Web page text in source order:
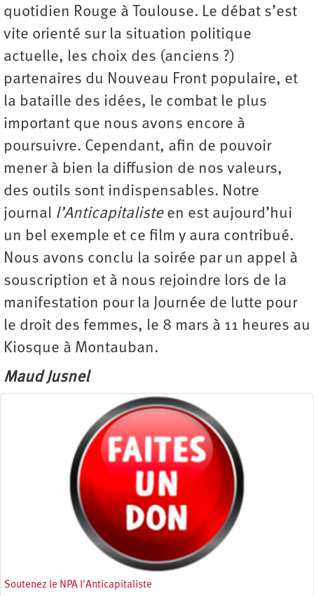
quotidien Rouge à Toulouse. Le débat s’est
vite orienté sur la situation politique
actuelle, les choix des (anciens ?)
partenaires du Nouveau Front populaire, et
la bataille des idées, le combat le plus
important que nous avons encore à
poursuivre. Cependant, afin de pouvoir
mener à bien la diffusion de nos valeurs,
des outils sont indispensables. Notre
journal l’Anticapitalisteen est aujourd’hui
un bel exemple et ce film y aura contribué.
Nous avons conclu la soirée par un appel à
souscription et à nous rejoindre lors de la
manifestation pour la Journée de lutte pour
le droit des femmes, le 8 mars à 11 heures au
Kiosque à Montauban.
Maud Jusnel
Soutenez le NPA l'Anticapitaliste